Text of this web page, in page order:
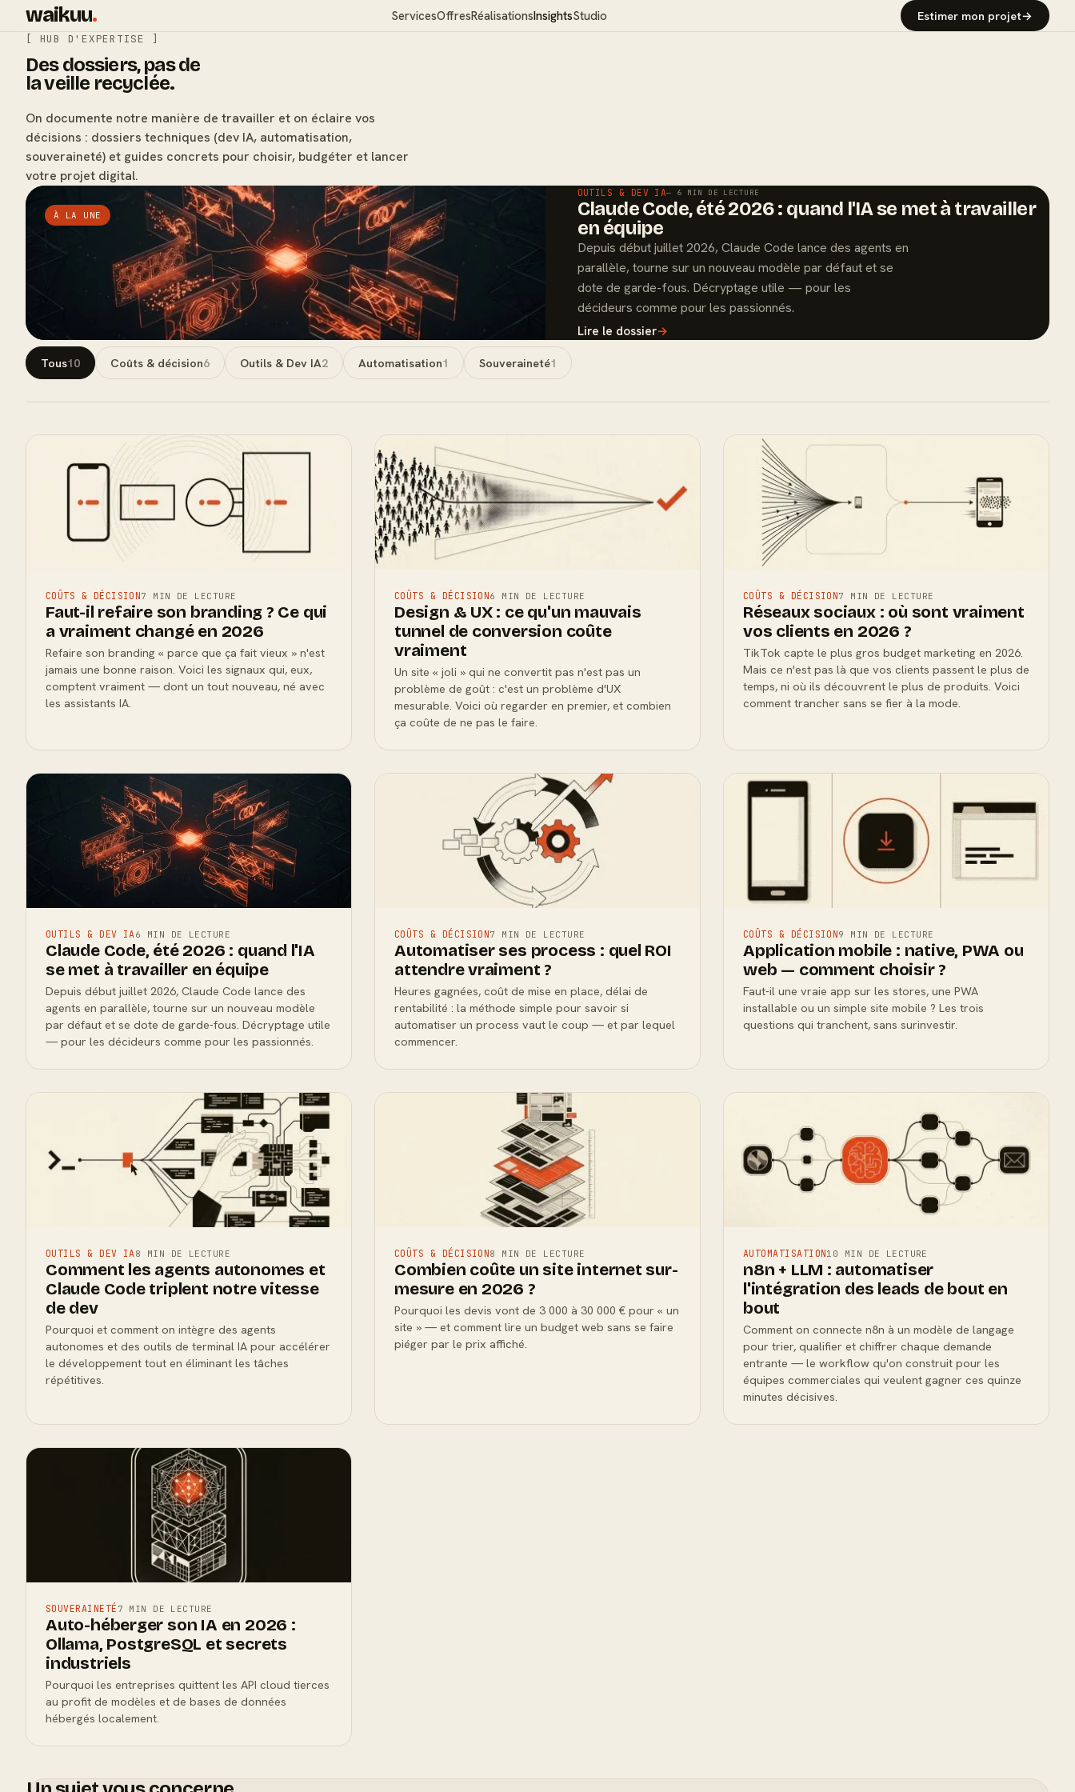
waikuu. ServicesOffresRéalisationsInsightsStudio Estimer mon projet→
[ HUB D'EXPERTISE ]
Des dossiers, pas de
la veille recyclée.
On documente notre manière de travailler et on éclaire vos
décisions : dossiers techniques (dev IA, automatisation,
souveraineté) et guides concrets pour choisir, budgéter et lancer
votre projet digital.
À LA UNE
OUTILS & DEV IA— 6 MIN DE LECTURE
Claude Code, été 2026 : quand l'IA se met à travailler
en équipe
Depuis début juillet 2026, Claude Code lance des agents en
parallèle, tourne sur un nouveau modèle par défaut et se
dote de garde-fous. Décryptage utile — pour les
décideurs comme pour les passionnés.
Lire le dossier→
Tous10 Coûts & décision6 Outils & Dev IA2 Automatisation1 Souveraineté1
COÛTS & DÉCISION7 MIN DE LECTURE
Faut-il refaire son branding ? Ce qui
a vraiment changé en 2026
Refaire son branding « parce que ça fait vieux » n'est
jamais une bonne raison. Voici les signaux qui, eux,
comptent vraiment — dont un tout nouveau, né avec
les assistants IA.
COÛTS & DÉCISION6 MIN DE LECTURE
Design & UX : ce qu'un mauvais
tunnel de conversion coûte
vraiment
Un site « joli » qui ne convertit pas n'est pas un
problème de goût : c'est un problème d'UX
mesurable. Voici où regarder en premier, et combien
ça coûte de ne pas le faire.
COÛTS & DÉCISION7 MIN DE LECTURE
Réseaux sociaux : où sont vraiment
vos clients en 2026 ?
TikTok capte le plus gros budget marketing en 2026.
Mais ce n'est pas là que vos clients passent le plus de
temps, ni où ils découvrent le plus de produits. Voici
comment trancher sans se fier à la mode.
OUTILS & DEV IA6 MIN DE LECTURE
Claude Code, été 2026 : quand l'IA
se met à travailler en équipe
Depuis début juillet 2026, Claude Code lance des
agents en parallèle, tourne sur un nouveau modèle
par défaut et se dote de garde-fous. Décryptage utile
— pour les décideurs comme pour les passionnés.
COÛTS & DÉCISION7 MIN DE LECTURE
Automatiser ses process : quel ROI
attendre vraiment ?
Heures gagnées, coût de mise en place, délai de
rentabilité : la méthode simple pour savoir si
automatiser un process vaut le coup — et par lequel
commencer.
COÛTS & DÉCISION9 MIN DE LECTURE
Application mobile : native, PWA ou
web — comment choisir ?
Faut-il une vraie app sur les stores, une PWA
installable ou un simple site mobile ? Les trois
questions qui tranchent, sans surinvestir.
OUTILS & DEV IA8 MIN DE LECTURE
Comment les agents autonomes et
Claude Code triplent notre vitesse
de dev
Pourquoi et comment on intègre des agents
autonomes et des outils de terminal IA pour accélérer
le développement tout en éliminant les tâches
répétitives.
COÛTS & DÉCISION8 MIN DE LECTURE
Combien coûte un site internet sur-
mesure en 2026 ?
Pourquoi les devis vont de 3 000 à 30 000 € pour « un
site » — et comment lire un budget web sans se faire
piéger par le prix affiché.
AUTOMATISATION10 MIN DE LECTURE
n8n + LLM : automatiser
l'intégration des leads de bout en
bout
Comment on connecte n8n à un modèle de langage
pour trier, qualifier et chiffrer chaque demande
entrante — le workflow qu'on construit pour les
équipes commerciales qui veulent gagner ces quinze
minutes décisives.
SOUVERAINETÉ 7 MIN DE LECTURE
Auto-héberger son IA en 2026 :
Ollama, PostgreSQL et secrets
industriels
Pourquoi les entreprises quittent les API cloud tierces
au profit de modèles et de bases de données
hébergés localement.